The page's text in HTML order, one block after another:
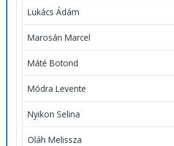
Lukács Ádám
Marosán Marcel
Máté Botond
Módra Levente
Nyikon Selina
Oláh Melissza